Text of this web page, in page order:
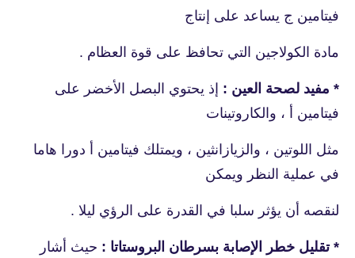
فيتامين ج يساعد على إنتاج
مادة الكولاجين التي تحافظ على قوة العظام .
* مفيد لصحة العين : إذ يحتوي البصل الأخضر على
فيتامين أ ، والكاروتينات
مثل اللوتين ، والزيازانثين ، ويمتلك فيتامين أ دورا هاما
في عملية النظر ويمكن
لنقصه أن يؤثر سلبا في القدرة على الرؤي ليلا .
* تقليل خطر الإصابة بسرطان البروستاتا : حيث أشار